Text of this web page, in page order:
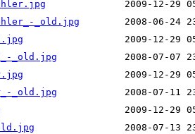
_old.jpg
_old.jpg
_old.jpg